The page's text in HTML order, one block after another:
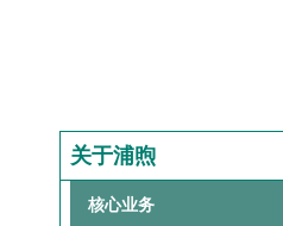
关于浦煦
核心业务